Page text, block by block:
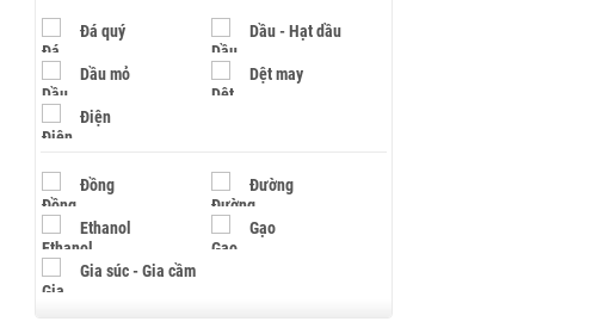
Đá quý Dầu - Hạt dầu
Dầu mỏ Dệt may
Điện
Đồng Đường
Ethanol Gạo
Gia súc - Gia cầm